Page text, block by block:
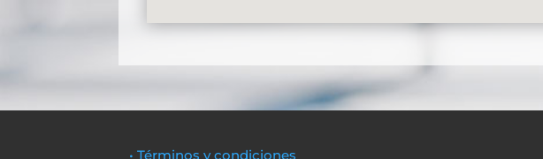
• Términos y condiciones